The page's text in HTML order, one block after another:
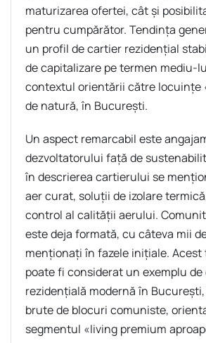
maturizarea ofertei, cât şi
pentru cumpărător. Tendinţa
un profil de cartier rezidenţial
de capitalizare pe termen mediu-
contextul orientării către locuinţe
de natură, în Bucureşti.
Un aspect remarcabil este
dezvoltatorului faţă de
în descrierea cartierului se
aer curat, soluţii de izolare
control al calităţii aerului.
este deja formată, cu câteva mii
menţionaţi în fazele iniţiale.
poate fi considerat un exemplu de
rezidenţială modernă în
brute de blocuri comuniste,
segmentul «living premium